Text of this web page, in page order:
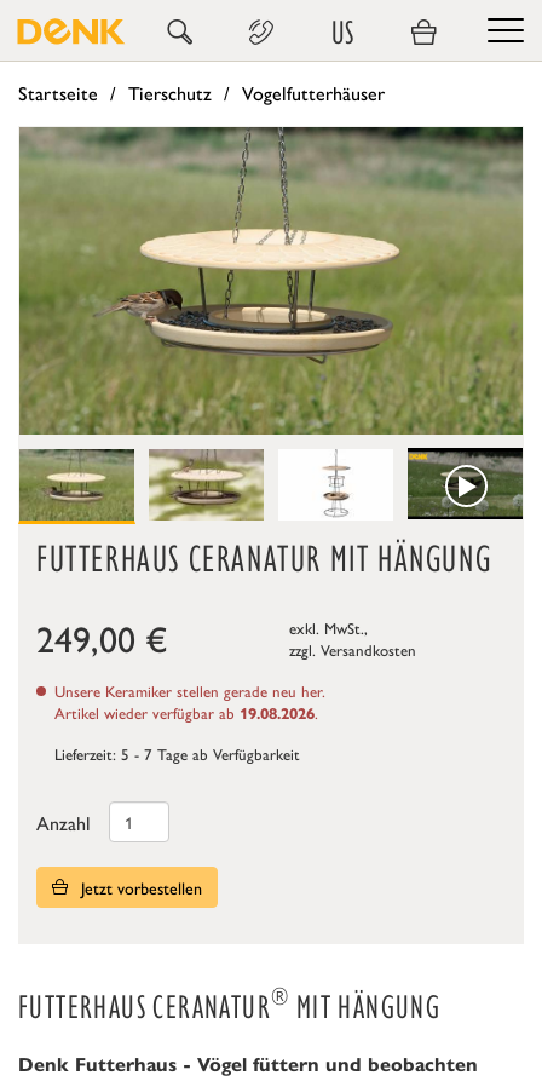
US
Startseite Tierschutz Vogelfutterhäuser
FUTTERHAUS CERANATUR MIT HÄNGUNG
249,00 €
exkl. MwSt.,
zzgl. Versandkosten
Unsere Keramiker stellen gerade neu her.
Artikel wieder verfügbar ab 19.08.2026.
Lieferzeit: 5 - 7 Tage ab Verfügbarkeit
Anzahl
Jetzt vorbestellen
FUTTERHAUS CERANATUR® MIT HÄNGUNG
Denk Futterhaus - Vögel füttern und beobachten